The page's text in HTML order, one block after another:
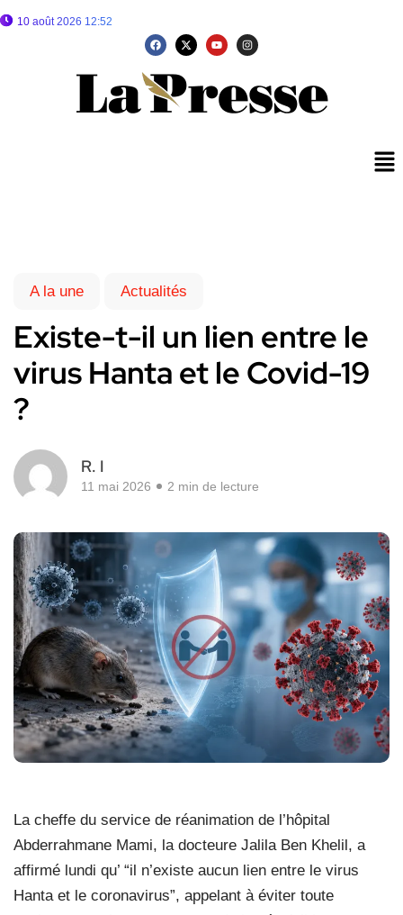
10 août 2026 12:52
A la une Actualités
Existe-t-il un lien entre le
virus Hanta et le Covid-19
?
R. I
11 mai 2026 2 min de lecture
La cheffe du service de réanimation de l’hôpital
Abderrahmane Mami, la docteure Jalila Ben Khelil, a
affirmé lundi qu’ “il n’existe aucun lien entre le virus
Hanta et le coronavirus”, appelant à éviter toute